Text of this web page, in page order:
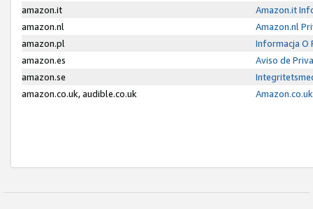
amazon.it
Amazon.it
amazon.nl
Amazon.nl
amazon.pl
Informacja O
amazon.es
Aviso de
amazon.se
amazon.co.uk, audible.co.uk